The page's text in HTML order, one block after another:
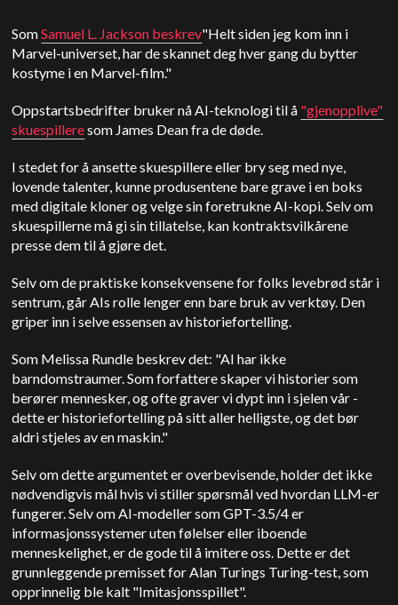
SomSamuel L. Jackson beskrev"Helt siden jeg kom inn i
Marvel-universet, har de skannet deg hver gang du bytter
kostyme i en Marvel-film."
Oppstartsbedrifter bruker nå AI-teknologi til å "gjenopplive"
skuespilleresom James Dean fra de døde.
I stedet for å ansette skuespillere eller bry seg med nye,
lovende talenter, kunne produsentene bare grave i en boks
med digitale kloner og velge sin foretrukne AI-kopi. Selv om
skuespillerne må gi sin tillatelse, kan kontraktsvilkårene
presse dem til å gjøre det.
Selv om de praktiske konsekvensene for folks levebrød står i
sentrum, går AIs rolle lenger enn bare bruk av verktøy. Den
griper inn i selve essensen av historiefortelling.
Som Melissa Rundle beskrev det: "AI har ikke
barndomstraumer. Som forfattere skaper vi historier som
berører mennesker, og ofte graver vi dypt inn i sjelen vår -
dette er historiefortelling på sitt aller helligste, og det bør
aldri stjeles av en maskin."
Selv om dette argumentet er overbevisende, holder det ikke
nødvendigvis mål hvis vi stiller spørsmål ved hvordan LLM-er
fungerer. Selv om AI-modeller som GPT-3.5/4 er
informasjonssystemer uten følelser eller iboende
menneskelighet, er de gode til å imitere oss. Dette er det
grunnleggende premisset for Alan Turings Turing-test, som
opprinnelig ble kalt "Imitasjonsspillet".